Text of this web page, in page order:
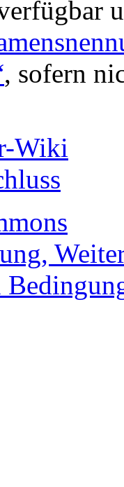
, sofern
Wiki